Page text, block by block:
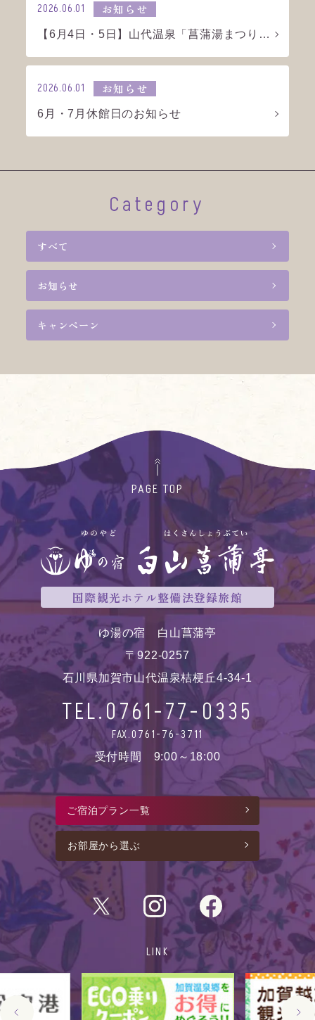
2026.06.01 お知らせ
【6月4日・5日】山代温泉「菖蒲湯まつり…
2026.06.01 お知らせ
6月・7月休館日のお知らせ
Category
すべて
お知らせ
キャンペーン
PAGE TOP
国際観光ホテル整備法登録旅館
ゆ湯の宿 白山菖蒲亭
〒922-0257
石川県加賀市山代温泉桔梗丘4-34-1
TEL.0761-77-0335
FAX.0761-76-3711
受付時間 9:00～18:00
ご宿泊プラン一覧
お部屋から選ぶ
LINK